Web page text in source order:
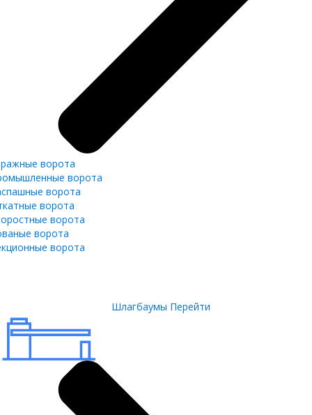
ворота
ворота
ворота
ворота
ворота
ворота
ворота
Шлагбаумы Перейти